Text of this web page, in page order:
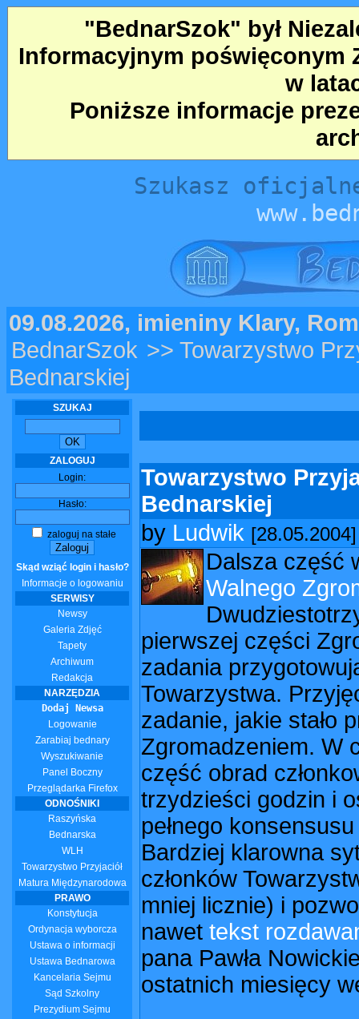
"BednarSzok" był
Informacyjnym poświęconym
w
Poniższe informacje
Szukasz
09.08.2026, imieniny Klary,
BednarSzok >> Towarzystwo
Bednarskiej
SZUKAJ
ZALOGUJ
Login:
Hasło:
zaloguj na stałe
Skąd wziąć login i hasło?
Informacje o logowaniu
SERWISY
Newsy
Galeria Zdjęć
Tapety
Archiwum
Redakcja
NARZĘDZIA
Dodaj Newsa
Logowanie
Zarabiaj bednary
Wyszukiwanie
Panel Boczny
Przeglądarka Firefox
ODNOŚNIKI
Raszyńska
Bednarska
WLH
Towarzystwo Przyjaciół
Matura Międzynarodowa
PRAWO
Konstytucja
Ordynacja wyborcza
Ustawa o informacji
Ustawa Bednarowa
Kancelaria Sejmu
Sąd Szkolny
Prezydium Sejmu
Towarzystwo
Bednarskiej
by Ludwik [28.05.2004]
Dalsza część
Walnego
pierwszej części
zadania
Towarzystwa.
zadanie, jakie stało
Zgromadzeniem. W
część obrad
trzydzieści godzin i
pełnego
Bardziej klarowna
członków
mniej licznie) i
nawet tekst
pana Pawła
ostatnich miesięcy